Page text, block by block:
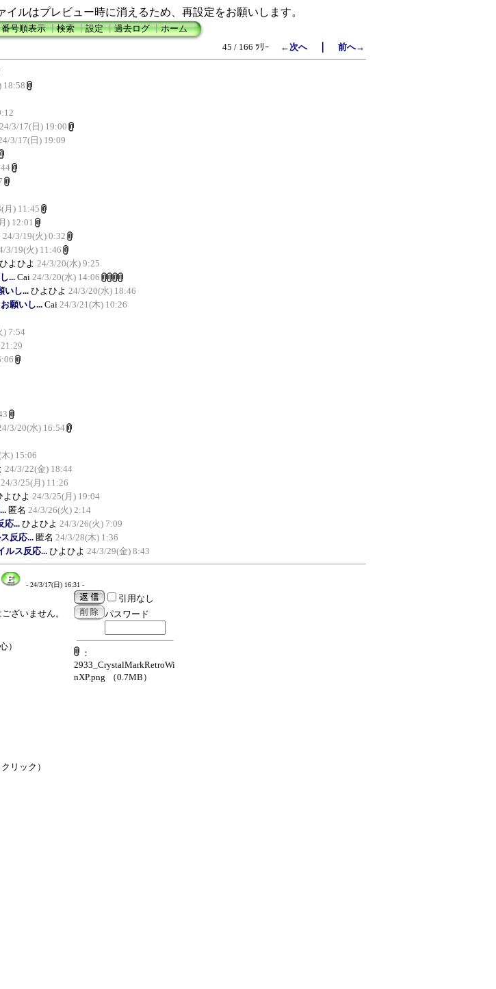
ルはプレビュー時に消えるため、再設定をお願いします。
番号順表示┃検索┃設定┃過去ログ┃ホーム
45 / 166 ﾂﾘｰ
←次へ｜ 前へ→
18:58
24/3/17(日) 19:00
3/17(日) 19:09
月) 11:45
) 12:01
24/3/19(火) 0:32
3/19(火) 11:46
ひよひよ 24/3/20(水) 9:25
... Cai 24/3/20(水) 14:06
いし... ひよひよ 24/3/20(水) 18:46
願いし... Cai 24/3/21(木) 10:26
) 7:54
3/20(水) 16:54
) 15:06
24/3/22(金) 18:44
24/3/25(月) 11:26
よひよ 24/3/25(月) 19:04
匿名 24/3/26(火) 2:14
応... ひよひよ 24/3/26(火) 7:09
反応... 匿名 24/3/28(木) 1:36
ルス反応... ひよひよ 24/3/29(金) 8:43
- 24/3/17(日) 16:31 -
ざいません。
）
リック）
引用なし
パスワード
：
2933_CrystalMarkRetroWi
nXP.png
（0.7MB）